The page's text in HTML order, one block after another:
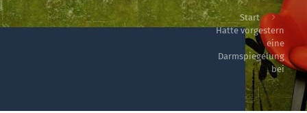
Start
Hatte vorgestern
eine
Darmspiegelung
bei